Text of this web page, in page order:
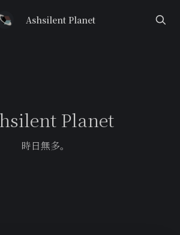
Ashsilent Planet
Planet
時日無多。